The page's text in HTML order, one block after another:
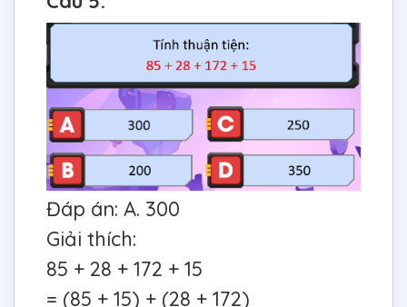
Đáp án: A. 300
Giải thích:
85 + 28 + 172 + 15
= (85 + 15) + (28 + 172)